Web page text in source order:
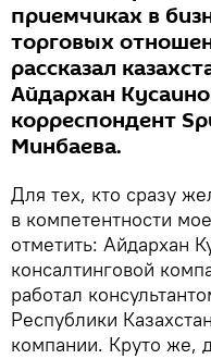
приемчиках в
торговых
рассказал
Айдархан
корреспондент
Минбаева.
Для тех, кто сразу
в компетентности
отметить: Айдархан
консалтинговой
работал
Республики
компании. Круто же,